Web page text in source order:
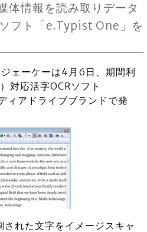
情報を読み取りデータ
フト「e.Typist One」を
ェーケーは4月6日、期間利
対応活字OCRソフト
ィアドライブブランドで発
された文字をイメージスキャ